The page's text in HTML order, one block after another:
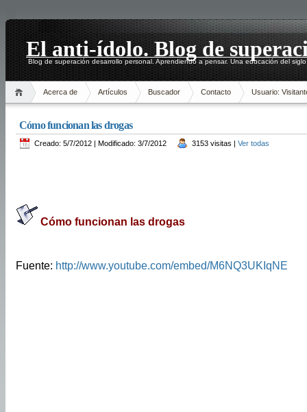
El anti-ídolo. Blog de
Blog de superación desarrollo personal. Aprendiendo a pensar. Una educación del
Acerca de Artículos Buscador Contacto Usuario:
Cómo funcionan las drogas
Creado: 5/7/2012 | Modificado: 3/7/2012 3153 visitas | Ver todas
Cómo funcionan las drogas
Fuente: http://www.youtube.com/embed/M6NQ3UKIqNE